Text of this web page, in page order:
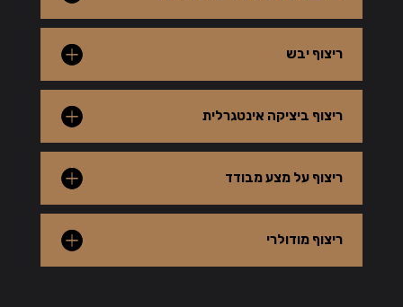
ריצוף יבש
ריצוף ביציקה אינטגרלית
ריצוף על מצע מבודד
ריצוף מודולרי